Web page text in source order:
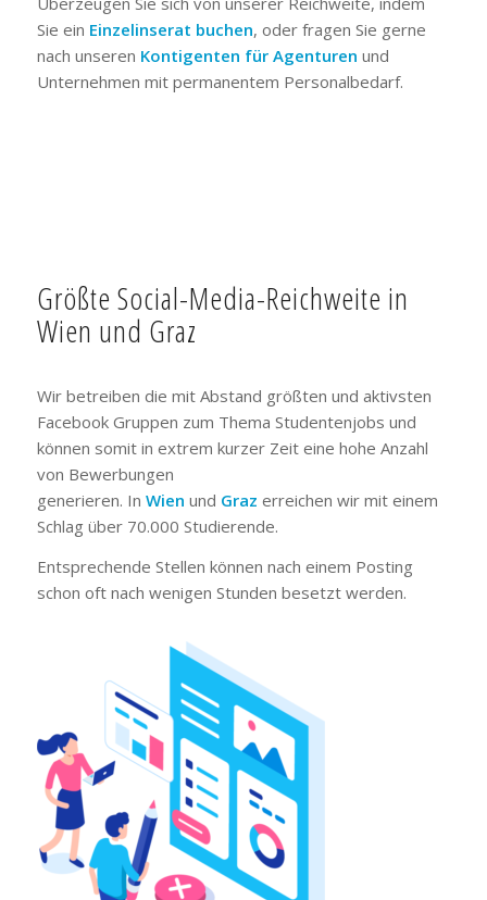
Sie ein Einzelinserat buchen, oder fragen Sie gerne
nach unseren Kontigenten für Agenturen und
Unternehmen mit permanentem Personalbedarf.
Größte Social-Media-Reichweite in
Wien und Graz
Wir betreiben die mit Abstand größten und aktivsten
Facebook Gruppen zum Thema Studentenjobs und
können somit in extrem kurzer Zeit eine hohe Anzahl
von Bewerbungen
generieren. In Wien und Graz erreichen wir mit einem
Schlag über 70.000 Studierende.
Entsprechende Stellen können nach einem Posting
schon oft nach wenigen Stunden besetzt werden.